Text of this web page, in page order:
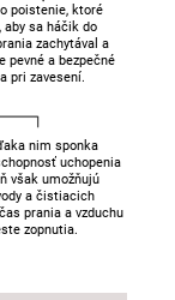
poistenie, ktoré
aby sa háčik do
zachytával a
pevné a bezpečné
pri zavesení.
nim sponka
uchopenia
však umožňujú
a čistiacich
prania a vzduchu
zopnutia.